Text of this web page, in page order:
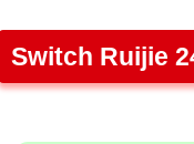
Switch Ruijie